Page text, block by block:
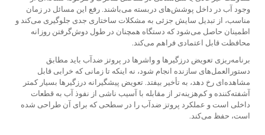
وجود آب در داخل پوشش‌های دربسته می‌باشند. رفع این مسائل در زمان
مناسب، از تبدیل سایش جزئی به مشکلات ساختاری جدی جلوگیری می‌کند و
اطمینان حاصل می‌شود که دستگاه همچنان در طول دوش‌گرفتن روزانه
محافظت قابل اعتمادی فراهم می‌کند.
برنامه‌ریزی تعویض درزگیرها و واشرها در پروتز ضدآب باید مطابق
دستورالعمل‌های سازنده انجام شود، نه اینکه تا زمانی که خرابی قابل
مشاهده‌ای رخ دهد، به تأخیر بیفتد. تعویض پیشگیرانه درزگیرها بسیار کمتر
آشفته‌کننده و کم‌هزینه‌تر از مقابله با آسیب ناشی از نفوذ آب به قطعات
داخلی است و عملکرد پروتز ضدآب را در سطحی که برای آن طراحی شده
است، حفظ می‌کند.